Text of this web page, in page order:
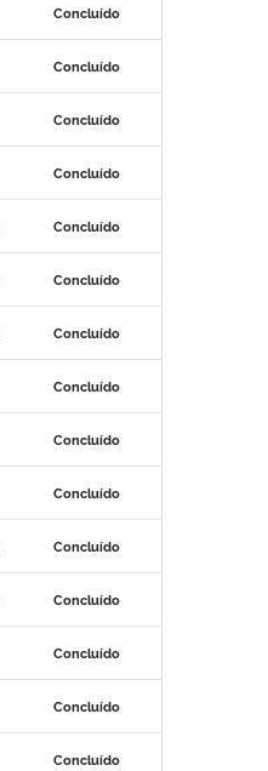
Concluído
Concluído
Concluído
Concluído
Concluído
Concluído
Concluído
Concluído
Concluído
Concluído
Concluído
Concluído
Concluído
Concluído
Concluído